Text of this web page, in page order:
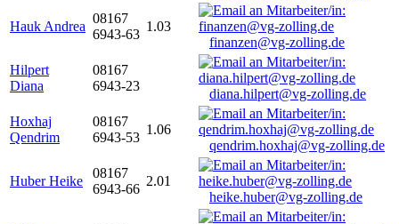
Hauk Andrea
08167
6943-63
1.03
finanzen@vg-zolling.de
Hilpert
Diana
08167
6943-23
diana.hilpert@vg-zolling.de
Hoxhaj
Qendrim
08167
6943-53
1.06
qendrim.hoxhaj@vg-zolling.de
Huber Heike
08167
6943-66
2.01
heike.huber@vg-zolling.de